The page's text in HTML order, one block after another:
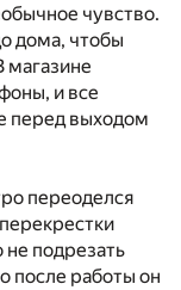
чувство.
дома, чтобы
магазине
и все
перед выходом
переоделся
не подрезать
после работы он